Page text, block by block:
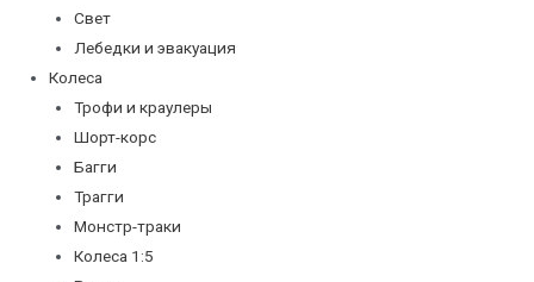
Свет
Лебедки и эвакуация
Колеса
Трофи и краулеры
Шорт-корс
Багги
Трагги
Монстр-траки
Колеса 1:5